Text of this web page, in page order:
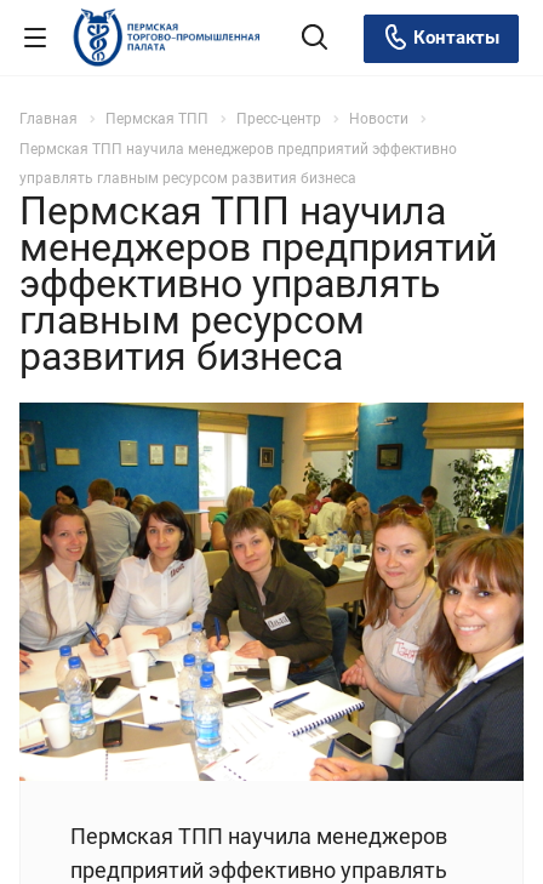
Контакты
Главная Пермская ТПП Пресс-центр
Новости
Пермская ТПП научила менеджеров предприятий эффективно
управлять главным ресурсом развития бизнеса
Пермская ТПП научила
менеджеров предприятий
эффективно управлять
главным ресурсом
развития бизнеса
Пермская ТПП научила менеджеров
предприятий эффективно управлять